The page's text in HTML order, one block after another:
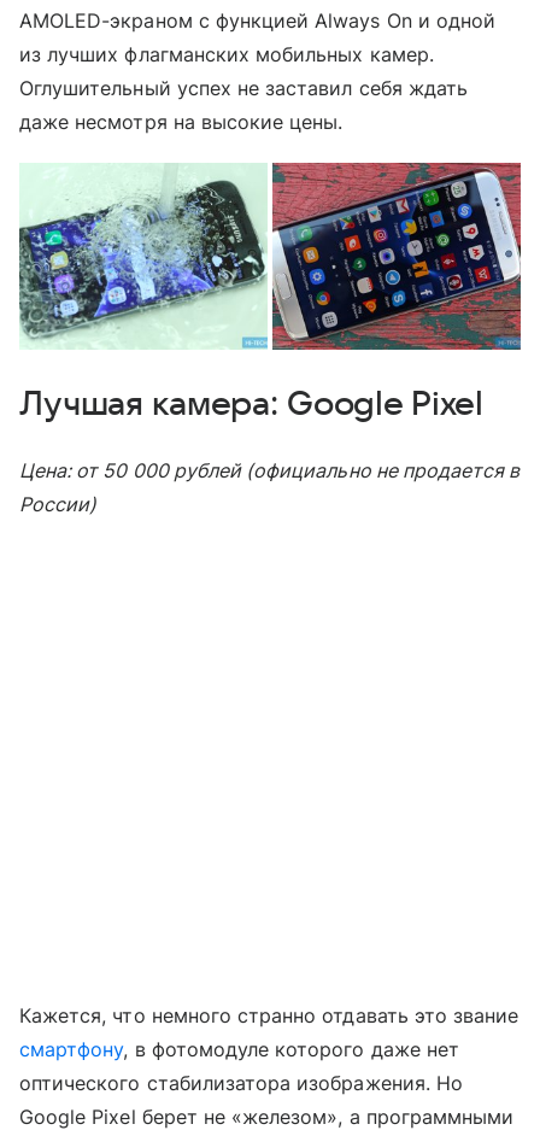
AMOLED-экраном с функцией Always On и одной
из лучших флагманских мобильных камер.
Оглушительный успех не заставил себя ждать
даже несмотря на высокие цены.
Лучшая камера: Google Pixel
Цена: от 50 000 рублей (официально не продается в
России)
Кажется, что немного странно отдавать это звание
смартфону, в фотомодуле которого даже нет
оптического стабилизатора изображения. Но
Google Pixel берет не «железом», а программными